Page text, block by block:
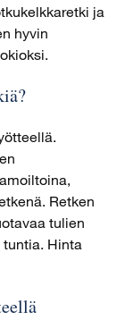
ja
hyvin
Retken
tulien
tuntia. Hinta